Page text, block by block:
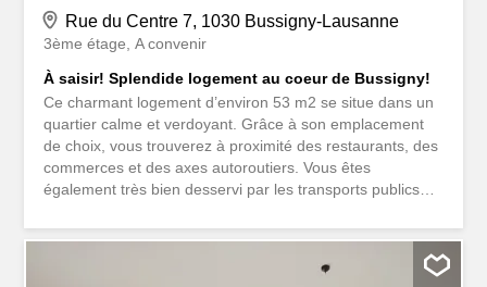
Rue du Centre 7, 1030 Bussigny-Lausanne
3ème étage A convenir
À saisir! Splendide logement au coeur de Bussigny!
Ce charmant logement d’environ 53 m2 se situe dans un
quartier calme et verdoyant. Grâce à son emplacement
de choix, vous trouverez à proximité des restaurants, des
commerces et des axes autoroutiers. Vous êtes
également très bien desservi par les transports publics
comme suit: - Un vaste hall d’entrée - Un spacieux séjour
avec accès au balcon - Une cuisine fermée, agencée et
équipée - Une lumineuse chambre avec parquet - Une